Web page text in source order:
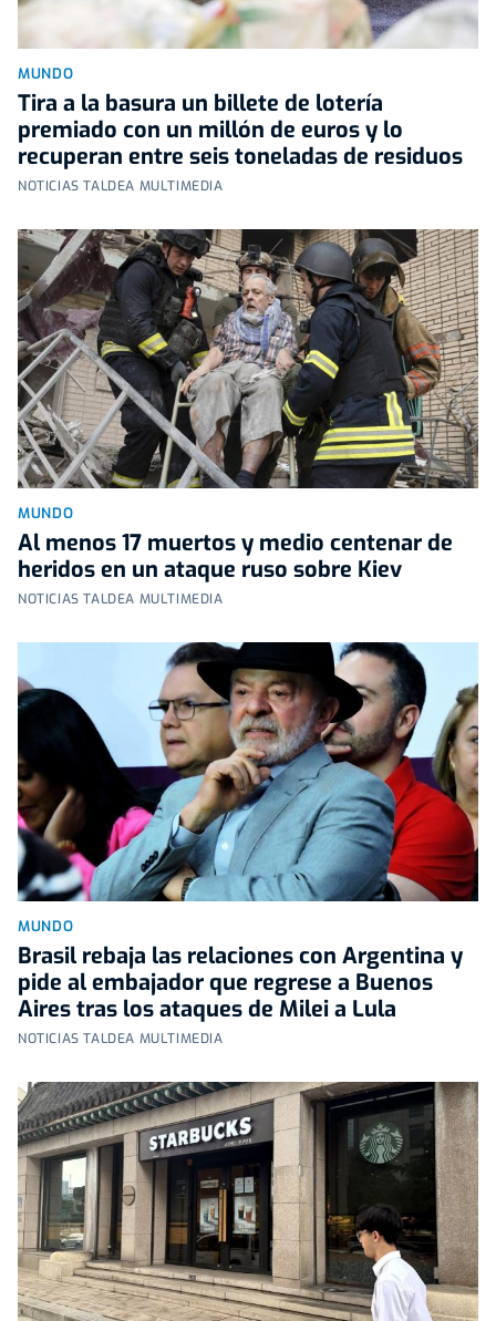
MUNDO
Tira a la basura un billete de lotería
premiado con un millón de euros y lo
recuperan entre seis toneladas de residuos
NOTICIAS TALDEA MULTIMEDIA
MUNDO
Al menos 17 muertos y medio centenar de
heridos en un ataque ruso sobre Kiev
NOTICIAS TALDEA MULTIMEDIA
MUNDO
Brasil rebaja las relaciones con Argentina y
pide al embajador que regrese a Buenos
Aires tras los ataques de Milei a Lula
NOTICIAS TALDEA MULTIMEDIA